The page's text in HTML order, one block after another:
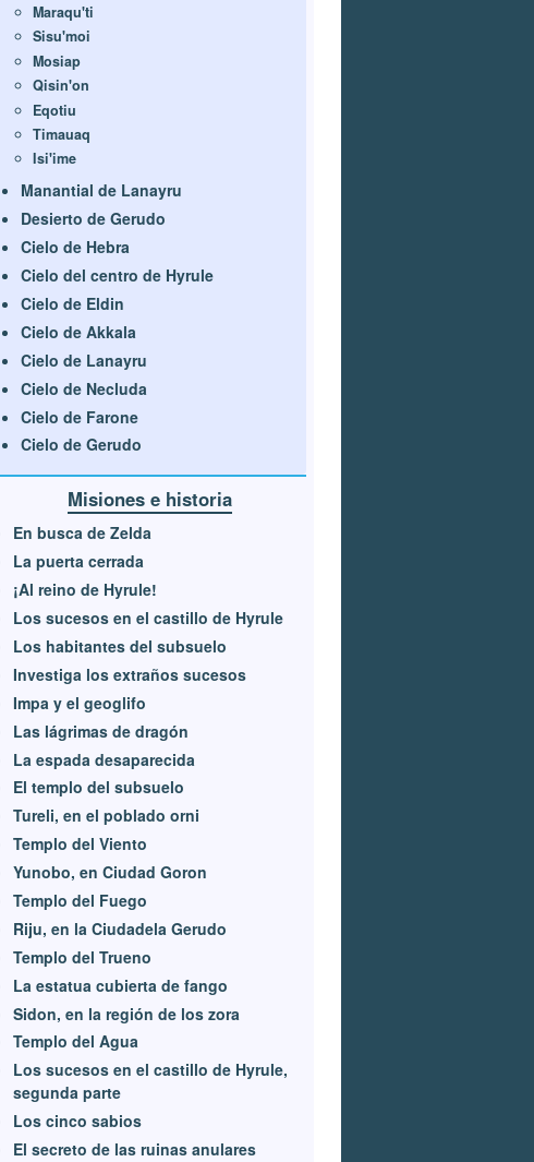
Maraqu'ti
Sisu'moi
Mosiap
Qisin'on
Eqotiu
Timauaq
Isi'ime
Manantial de Lanayru
Desierto de Gerudo
Cielo de Hebra
Cielo del centro de Hyrule
Cielo de Eldin
Cielo de Akkala
Cielo de Lanayru
Cielo de Necluda
Cielo de Farone
Cielo de Gerudo
Misiones e historia
En busca de Zelda
La puerta cerrada
¡Al reino de Hyrule!
Los sucesos en el castillo de Hyrule
Los habitantes del subsuelo
Investiga los extraños sucesos
Impa y el geoglifo
Las lágrimas de dragón
La espada desaparecida
El templo del subsuelo
Tureli, en el poblado orni
Templo del Viento
Yunobo, en Ciudad Goron
Templo del Fuego
Riju, en la Ciudadela Gerudo
Templo del Trueno
La estatua cubierta de fango
Sidon, en la región de los zora
Templo del Agua
Los sucesos en el castillo de Hyrule,
segunda parte
Los cinco sabios
El secreto de las ruinas anulares